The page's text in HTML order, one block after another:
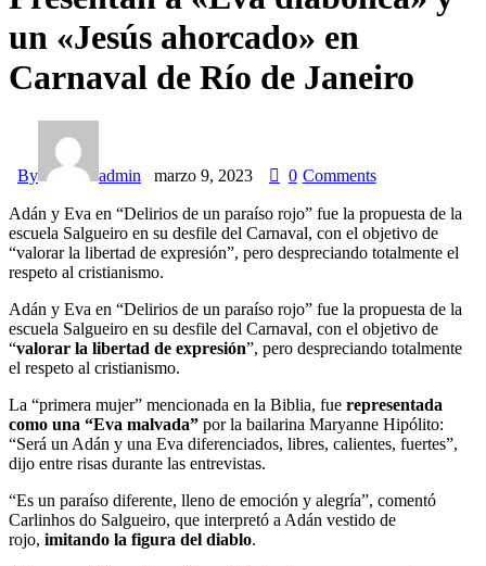
un «Jesús ahorcado» en
Carnaval de Río de Janeiro
By admin marzo 9, 2023 0 Comments
Adán y Eva en “Delirios de un paraíso rojo” fue la propuesta de la
escuela Salgueiro en su desfile del Carnaval, con el objetivo de
“valorar la libertad de expresión”, pero despreciando totalmente el
respeto al cristianismo.
Adán y Eva en “Delirios de un paraíso rojo” fue la propuesta de la
escuela Salgueiro en su desfile del Carnaval, con el objetivo de
“valorar la libertad de expresión”, pero despreciando totalmente
el respeto al cristianismo.
La “primera mujer” mencionada en la Biblia, fue representada
como una “Eva malvada” por la bailarina Maryanne Hipólito:
“Será un Adán y una Eva diferenciados, libres, calientes, fuertes”,
dijo entre risas durante las entrevistas.
“Es un paraíso diferente, lleno de emoción y alegría”, comentó
Carlinhos do Salgueiro, que interpretó a Adán vestido de
rojo, imitando la figura del diablo.